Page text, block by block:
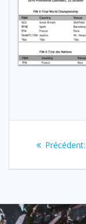
Précédent: